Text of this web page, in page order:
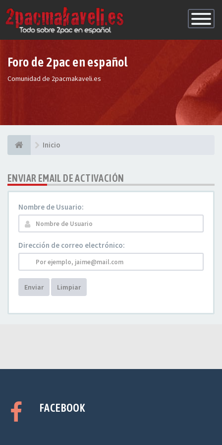
de
Foro de 2pac en español
Comunidad de 2pacmakaveli.es
Inicio
ENVIAR EMAIL DE ACTIVACIÓN
Nombre de Usuario:
Dirección de correo electrónico:
Enviar Limpiar
FACEBOOK